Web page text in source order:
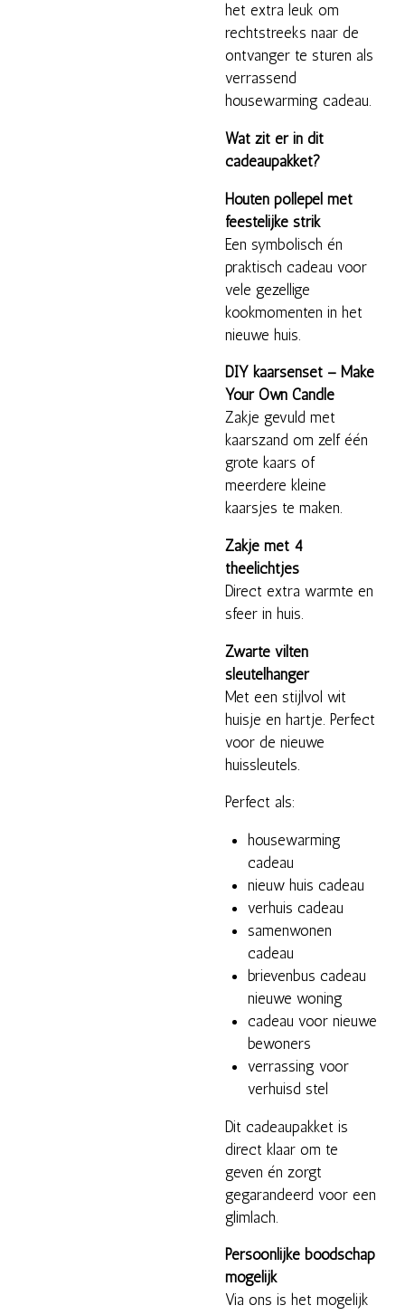
het extra leuk om
rechtstreeks naar de
ontvanger te sturen als
verrassend
housewarming cadeau.
Wat zit er in dit
cadeaupakket?
Houten pollepel met
feestelijke strik
Een symbolisch én
praktisch cadeau voor
vele gezellige
kookmomenten in het
nieuwe huis.
DIY kaarsenset – Make
Your Own Candle
Zakje gevuld met
kaarszand om zelf één
grote kaars of
meerdere kleine
kaarsjes te maken.
Zakje met 4
theelichtjes
Direct extra warmte en
sfeer in huis.
Zwarte vilten
sleutelhanger
Met een stijlvol wit
huisje en hartje. Perfect
voor de nieuwe
huissleutels.
Perfect als:
housewarming
cadeau
nieuw huis cadeau
verhuis cadeau
samenwonen
cadeau
brievenbus cadeau
nieuwe woning
cadeau voor nieuwe
bewoners
verrassing voor
verhuisd stel
Dit cadeaupakket is
direct klaar om te
geven én zorgt
gegarandeerd voor een
glimlach.
Persoonlijke boodschap
mogelijk
Via ons is het mogelijk